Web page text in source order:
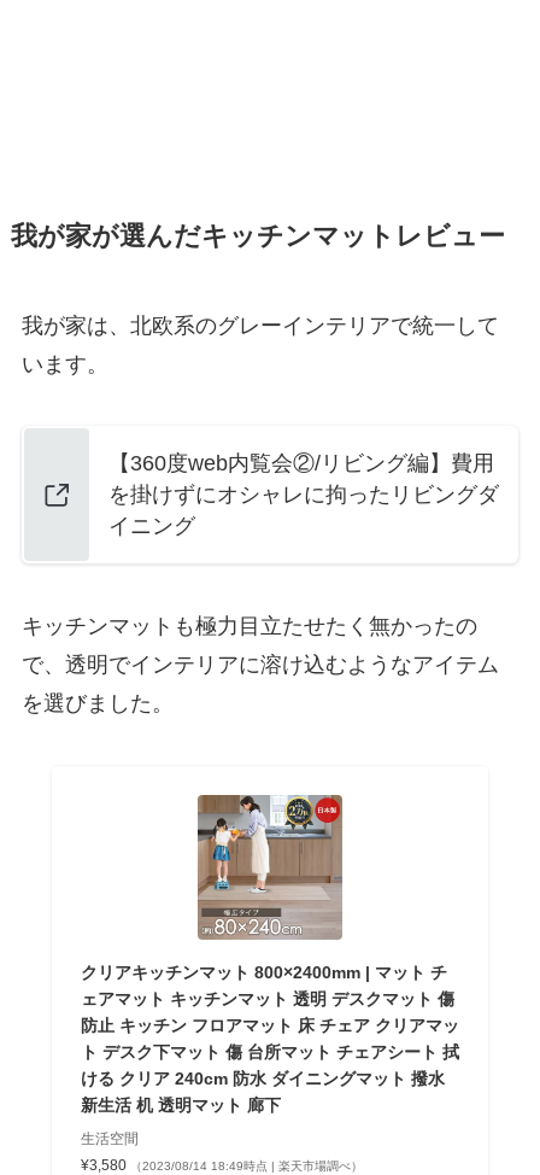
我が家が選んだキッチンマットレビュー
我が家は、北欧系のグレーインテリアで統一して
います。
【360度web内覧会②/リビング編】費用
を掛けずにオシャレに拘ったリビングダ
イニング
キッチンマットも極力目立たせたく無かったの
で、透明でインテリアに溶け込むようなアイテム
を選びました。
クリアキッチンマット 800×2400mm | マット チ
ェアマット キッチンマット 透明 デスクマット 傷
防止 キッチン フロアマット 床 チェア クリアマッ
ト デスク下マット 傷 台所マット チェアシート 拭
ける クリア 240cm 防水 ダイニングマット 撥水
新生活 机 透明マット 廊下
生活空間
¥3,580
（2023/08/14 18:49時点 | 楽天市場調べ）